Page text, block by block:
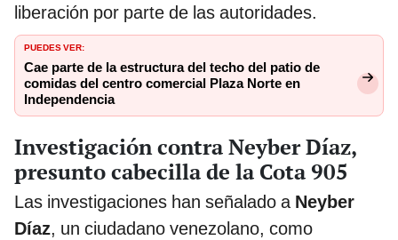
liberación por parte de las autoridades.
PUEDES VER:
Cae parte de la estructura del techo del patio de
comidas del centro comercial Plaza Norte en
Independencia
Investigación contra Neyber Díaz,
presunto cabecilla de la Cota 905
Las investigaciones han señalado a Neyber
Díaz, un ciudadano venezolano, como